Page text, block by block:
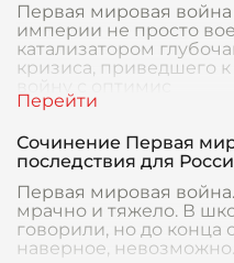
Первая мировая война
империи не просто
катализатором
кризиса, приведшего
Сочинение Первая
последствия для
Первая мировая
мрачно и тяжело. В
говорили, но до конца
наверное,